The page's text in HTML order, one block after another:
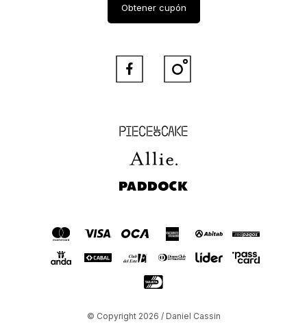
Piece of Cake
Allie
Paddock
Obtener cupón
 
© Copyright 2026 / Daniel Cassin